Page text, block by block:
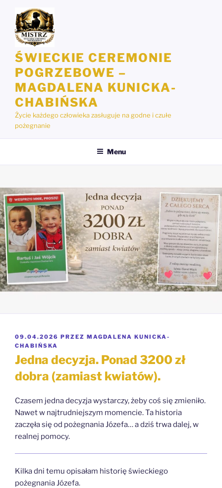
treści
ŚWIECKIE CEREMONIE
POGRZEBOWE –
MAGDALENA KUNICKA-
CHABIŃSKA
Życie każdego człowieka zasługuje na godne i czułe
pożegnanie
Menu
OPUBLIKOWANE
W
09.04.2026 PRZEZ MAGDALENA KUNICKA-
CHABIŃSKA
Jedna decyzja. Ponad 3200 zł
dobra (zamiast kwiatów).
Czasem jedna decyzja wystarczy, żeby coś się zmieniło.
Nawet w najtrudniejszym momencie. Ta historia
zaczęła się od pożegnania Józefa… a dziś trwa dalej, w
realnej pomocy.
Kilka dni temu opisałam historię świeckiego
pożegnania Józefa.